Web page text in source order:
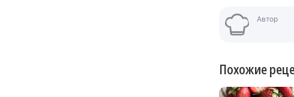
Автор
Похожие